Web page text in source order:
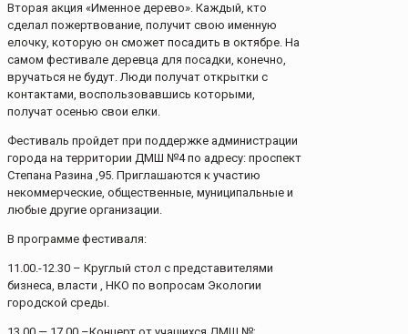
Вторая акция «Именное дерево». Каждый, кто
сделал пожертвование, получит свою именную
елочку, которую он сможет посадить в октябре. На
самом фестивале деревца для посадки, конечно,
вручаться не будут. Люди получат открытки с
контактами, воспользовавшись которыми,
получат осенью свои елки.
Фестиваль пройдет при поддержке администрации
города на территории ДМШ №4 по адресу: проспект
Степана Разина ,95. Приглашаются к участию
некоммерческие, общественные, муниципальные и
любые другие организации.
В программе фестиваля:
11.00.-12.30 – Круглый стол с представителями
бизнеса, власти , НКО по вопросам Экологии
городской среды.